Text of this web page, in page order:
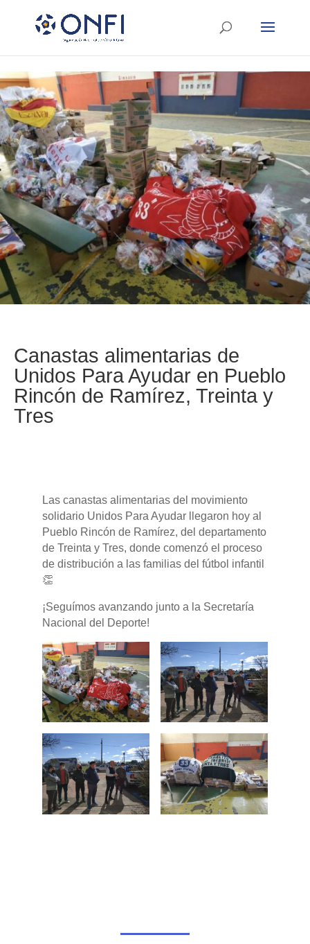
Canastas alimentarias de
Unidos Para Ayudar en Pueblo
Rincón de Ramírez, Treinta y
Tres
Las canastas alimentarias del movimiento
solidario Unidos Para Ayudar llegaron hoy al
Pueblo Rincón de Ramírez, del departamento
de Treinta y Tres, donde comenzó el proceso
de distribución a las familias del fútbol infantil
👏
¡Seguímos avanzando junto a la Secretaría
Nacional del Deporte!